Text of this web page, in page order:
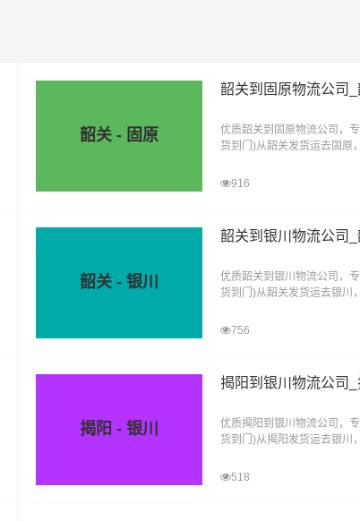
韶关 - 固原
韶关到固原物流公司
优质韶关到固原物流公司，
货到门)从韶关发货运去固原
916
韶关 - 银川
韶关到银川物流公司
优质韶关到银川物流公司，
货到门)从韶关发货运去银川
756
揭阳 - 银川
揭阳到银川物流公司
优质揭阳到银川物流公司，
货到门)从揭阳发货运去银川
518